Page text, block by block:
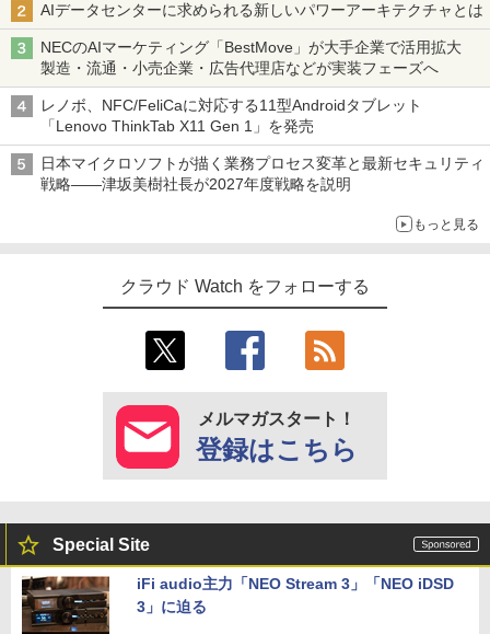
AIデータセンターに求められる新しいパワーアーキテクチャとは
NECのAIマーケティング「BestMove」が大手企業で活用拡大
製造・流通・小売企業・広告代理店などが実装フェーズへ
レノボ、NFC/FeliCaに対応する11型Androidタブレット
「Lenovo ThinkTab X11 Gen 1」を発売
日本マイクロソフトが描く業務プロセス変革と最新セキュリティ
戦略――津坂美樹社長が2027年度戦略を説明
もっと見る
クラウド Watch をフォローする
メルマガスタート！
登録はこちら
Special Site
iFi audio主力「NEO Stream 3」「NEO iDSD
3」に迫る